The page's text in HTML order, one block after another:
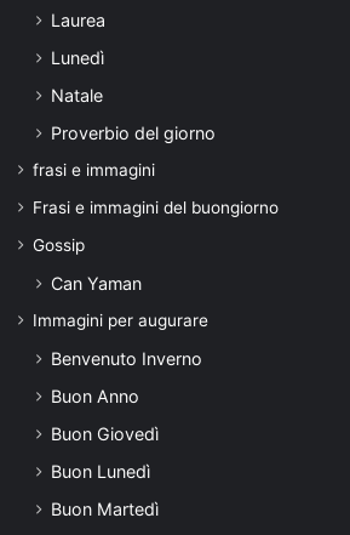
Laurea
Lunedì
Natale
Proverbio del giorno
frasi e immagini
Frasi e immagini del buongiorno
Gossip
Can Yaman
Immagini per augurare
Benvenuto Inverno
Buon Anno
Buon Giovedì
Buon Lunedì
Buon Martedì